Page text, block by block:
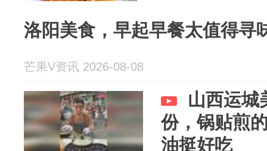
洛阳美食，早起早餐太值得寻
芒果V资讯 2026-08-08
山西运城
份，锅贴煎
油挺好吃